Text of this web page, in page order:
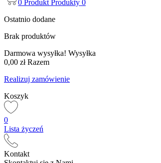
0 Produkt Produkty 0
Ostatnio dodane
Brak produktów
Darmowa wysyłka! Wysyłka
0,00 zł Razem
Realizuj zamówienie
Koszyk
0
Lista życzeń
Kontakt